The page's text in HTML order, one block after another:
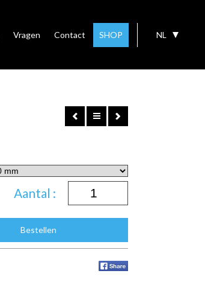
NL
Vragen Contact SHOP
Aantal :
Bestellen